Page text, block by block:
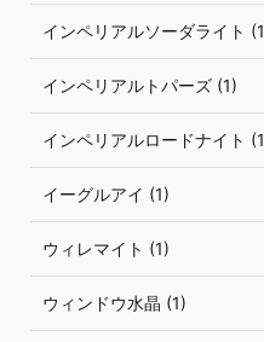
インペリアルソーダライト
インペリアルトパーズ (1)
インペリアルロードナイト
イーグルアイ (1)
ウィレマイト (1)
ウィンドウ水晶 (1)